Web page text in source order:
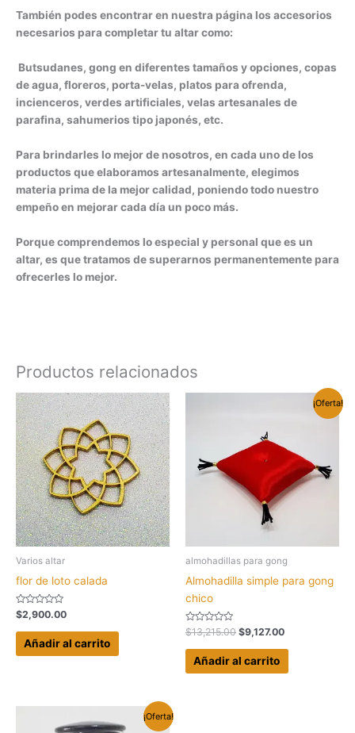
También podes encontrar en nuestra página los accesorios
necesarios para completar tu altar como:
Butsudanes, gong en diferentes tamaños y opciones, copas
de agua, floreros, porta-velas, platos para ofrenda,
incienceros, verdes artificiales, velas artesanales de
parafina, sahumerios tipo japonés, etc.
Para brindarles lo mejor de nosotros, en cada uno de los
productos que elaboramos artesanalmente, elegimos
materia prima de la mejor calidad, poniendo todo nuestro
empeño en mejorar cada día un poco más.
Porque comprendemos lo especial y personal que es un
altar, es que tratamos de superarnos permanentemente para
ofrecerles lo mejor.
Productos relacionados
Varios altar
flor de loto calada
Valorado
con
0
$2,900.00
Añadir al carrito
¡Oferta!
almohadillas para gong
Almohadilla simple para gong
chico
Valorado
con
0
$13,215.00 El
original
$9,127.00El
Añadir al carrito
¡Oferta!